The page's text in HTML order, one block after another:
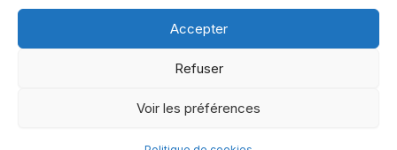
Accepter
Refuser
Voir les préférences
Me contacter
Politique de cookies